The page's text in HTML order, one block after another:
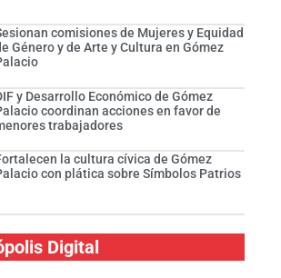
comisiones de Mujeres y Equidad
Género y de Arte y Cultura en Gómez
y Desarrollo Económico de Gómez
coordinan acciones en favor de
trabajadores
la cultura cívica de Gómez
con plática sobre Símbolos Patrios
Digital